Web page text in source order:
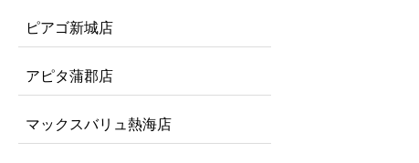
ピアゴ新城店
アピタ蒲郡店
マックスバリュ熱海店